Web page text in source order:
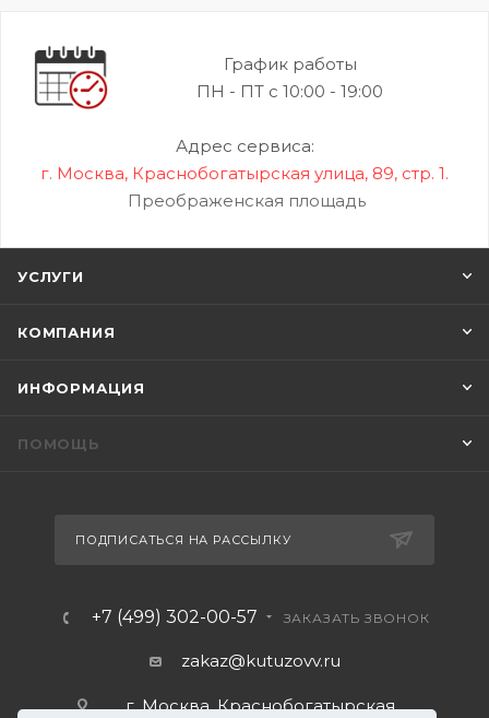
График работы
ПН - ПТ с 10:00 - 19:00
Адрес сервиса:
г. Москва, Краснобогатырская улица, 89, стр. 1.
Преображенская площадь
УСЛУГИ
КОМПАНИЯ
ИНФОРМАЦИЯ
ПОМОЩЬ
ПОДПИСАТЬСЯ НА РАССЫЛКУ
+7 (499) 302-00-57 ЗАКАЗАТЬ ЗВОНОК
zakaz@kutuzovv.ru
г. Москва, Краснобогатырская